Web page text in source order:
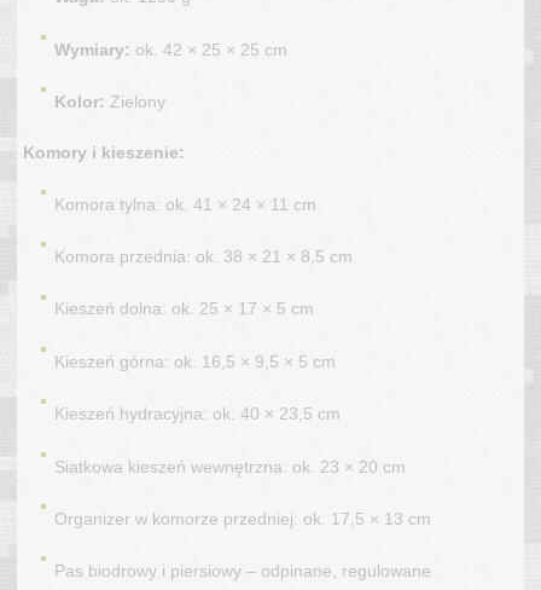
Wymiary: ok. 42 × 25 × 25 cm
Kolor: Zielony
Komory i kieszenie:
Komora tylna: ok. 41 × 24 × 11 cm
Komora przednia: ok. 38 × 21 × 8,5 cm
Kieszeń dolna: ok. 25 × 17 × 5 cm
Kieszeń górna: ok. 16,5 × 9,5 × 5 cm
Kieszeń hydracyjna: ok. 40 × 23,5 cm
Siatkowa kieszeń wewnętrzna: ok. 23 × 20 cm
Organizer w komorze przedniej: ok. 17,5 × 13 cm
Pas biodrowy i piersiowy – odpinane, regulowane